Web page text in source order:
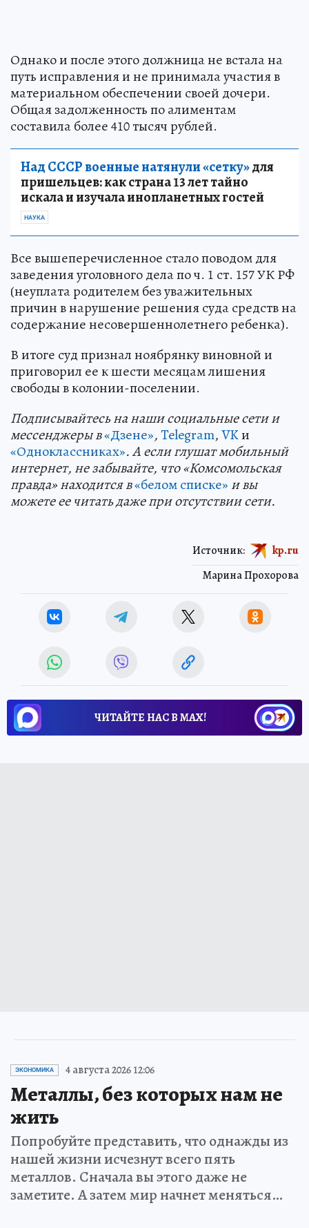
Однако и после этого должница не встала на
путь исправления и не принимала участия в
материальном обеспечении своей дочери.
Общая задолженность по алиментам
составила более 410 тысяч рублей.
Над СССР военные натянули «сетку»для
пришельцев: как страна 13 лет тайно
искала и изучала инопланетных гостей
НАУКА
Все вышеперечисленное стало поводом для
заведения уголовного дела по ч. 1 ст. 157 УК РФ
(неуплата родителем без уважительных
причин в нарушение решения суда средств на
содержание несовершеннолетнего ребенка).
В итоге суд признал ноябрянку виновной и
приговорил ее к шести месяцам лишения
свободы в колонии-поселении.
Подписывайтесь на наши социальные сети и
мессенджеры в«Дзене»,Telegram,VKи
«Одноклассниках». А если глушат мобильный
интернет, не забывайте, что «Комсомольская
правда» находится в«белом списке» и вы
можете ее читать даже при отсутствии сети.
Марина Прохорова
Источник: kp.ru
ЧИТАЙТЕ НАС В МАХ!
ЭКОНОМИКА 4 августа 2026 12:06
Металлы, без которых нам не
жить
Попробуйте представить, что однажды из
нашей жизни исчезнут всего пять
металлов. Сначала вы этого даже не
заметите. А затем мир начнет меняться…